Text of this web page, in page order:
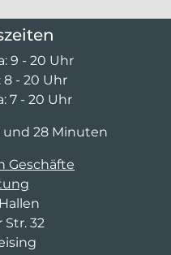
9 - 20 Uhr
8 - 20 Uhr
7 - 20 Uhr
28 Minuten
Geschäfte
32